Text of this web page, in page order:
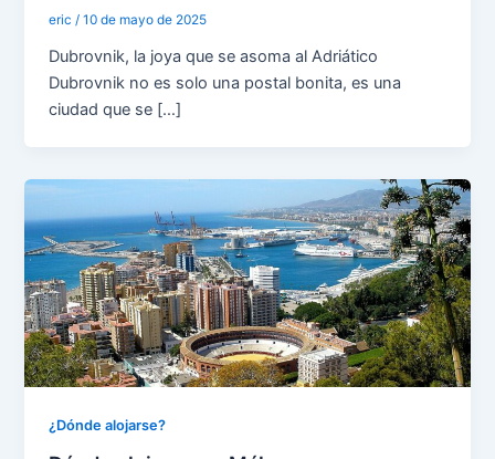
eric/10 de mayo de 2025
Dubrovnik, la joya que se asoma al Adriático
Dubrovnik no es solo una postal bonita, es una
ciudad que se […]
¿Dónde alojarse?